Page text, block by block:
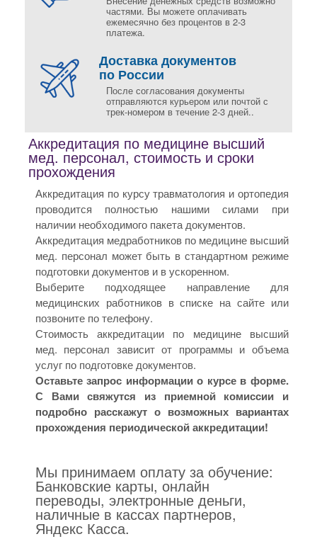
частями. Вы можете оплачивать
ежемесячно без процентов в 2-3
платежа.
Доставка документов
по России
После согласования документы
отправляются курьером или почтой с
трек-номером в течение 2-3 дней..
Аккредитация по медицине высший
мед. персонал, стоимость и сроки
прохождения
Аккредитация по курсу травматология и ортопедия
проводится полностью нашими силами при
наличии необходимого пакета документов.
Аккредитация медработников по медицине высший
мед. персонал может быть в стандартном режиме
подготовки документов и в ускоренном.
Выберите подходящее направление для
медицинских работников в списке на сайте или
позвоните по телефону.
Стоимость аккредитации по медицине высший
мед. персонал зависит от программы и объема
услуг по подготовке документов.
Оставьте запрос информации о курсе в форме.
С Вами свяжутся из приемной комиссии и
подробно расскажут о возможных вариантах
прохождения периодической аккредитации!
Мы принимаем оплату за обучение:
Банковские карты, онлайн
переводы, электронные деньги,
наличные в кассах партнеров,
Яндекс Касса.